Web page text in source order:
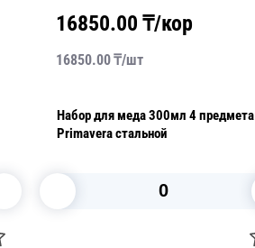
16850.00 ₸/кор
16850.00₸/шт
Набор для меда 300мл 4 предмета
Primavera стальной